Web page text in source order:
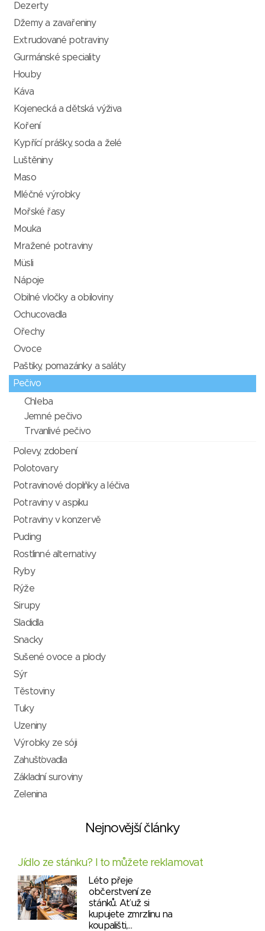
Dezerty
Džemy a zavařeniny
Extrudované potraviny
Gurmánské speciality
Houby
Káva
Kojenecká a dětská výživa
Koření
Kypřící prášky, soda a želé
Luštěniny
Maso
Mléčné výrobky
Mořské řasy
Mouka
Mražené potraviny
Müsli
Nápoje
Obilné vločky a obiloviny
Ochucovadla
Ořechy
Ovoce
Paštiky, pomazánky a saláty
Pečivo
Chleba
Jemné pečivo
Trvanlivé pečivo
Polevy, zdobení
Polotovary
Potravinové doplňky a léčiva
Potraviny v aspiku
Potraviny v konzervě
Puding
Rostlinné alternativy
Ryby
Rýže
Sirupy
Sladidla
Snacky
Sušené ovoce a plody
Sýr
Těstoviny
Tuky
Uzeniny
Výrobky ze sóji
Zahušťovadla
Základní suroviny
Zelenina
Nejnovější články
Jídlo ze stánku? I to můžete reklamovat
Léto přeje
občerstvení ze
stánků. Ať už si
kupujete zmrzlinu na
koupališti,…